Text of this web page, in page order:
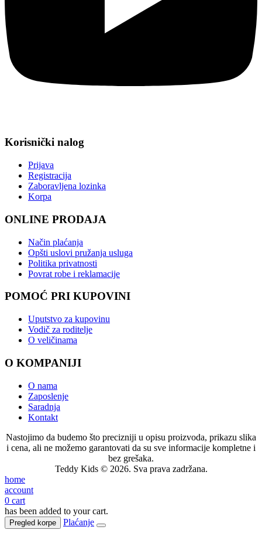
Korisnički nalog
Prijava
Registracija
Zaboravljena lozinka
Korpa
ONLINE PRODAJA
Način plaćanja
Opšti uslovi pružanja usluga
Politika privatnosti
Povrat robe i reklamacije
POMOĆ PRI KUPOVINI
Uputstvo za kupovinu
Vodič za roditelje
O veličinama
O KOMPANIJI
O nama
Zaposlenje
Saradnja
Kontakt
Nastojimo da budemo što precizniji u opisu proizvoda, prikazu slika
i cena, ali ne možemo garantovati da su sve informacije kompletne i
bez grešaka.
Teddy Kids © 2026. Sva prava zadržana.
home
account
0 cart
has been added to your cart.
Pregled korpe Plaćanje